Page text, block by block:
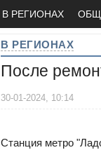
В РЕГИОНАХ
В РЕГИОНАХ
После
30-01-2024, 10:14
Станция метро